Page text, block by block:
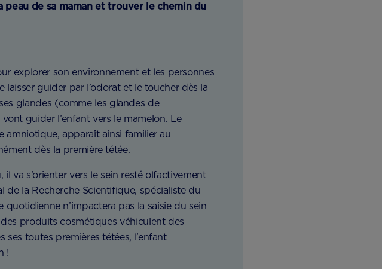
peau de sa maman et trouver le chemin du
explorer son environnement et les personnes
laisser guider par l’odorat et le toucher dès la
glandes (comme les glandes de
guider l’enfant vers le mamelon. Le
amniotique, apparaît ainsi familier au
dès la première tétée.
va s’orienter vers le sein resté olfactivement
de la Recherche Scientifique, spécialiste du
n’impactera pas la saisie du sein
produits cosmétiques véhiculent des
toutes premières tétées, l’enfant
!